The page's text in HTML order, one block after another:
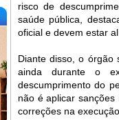
risco de
saúde pública,
oficial e devem estar
Diante disso, o órgão
ainda durante o
descumprimento do
não é aplicar
correções na